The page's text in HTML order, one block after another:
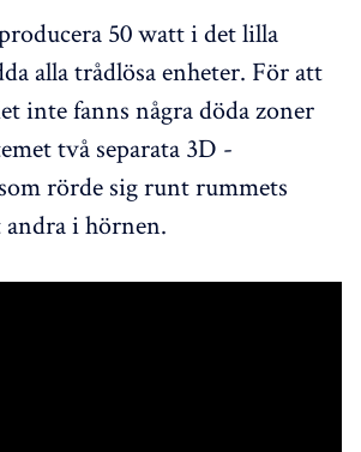
50 watt i det lilla
alla trådlösa enheter. För att
inte fanns några döda zoner
två separata 3D -
rörde sig runt rummets
i hörnen.